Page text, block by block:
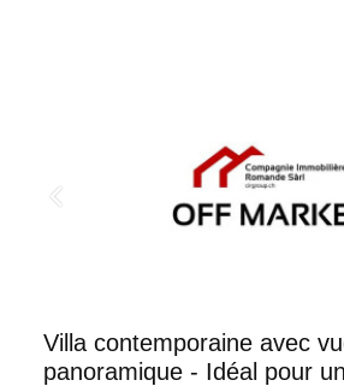
Villa contemporaine avec
panoramique - Idéal pour